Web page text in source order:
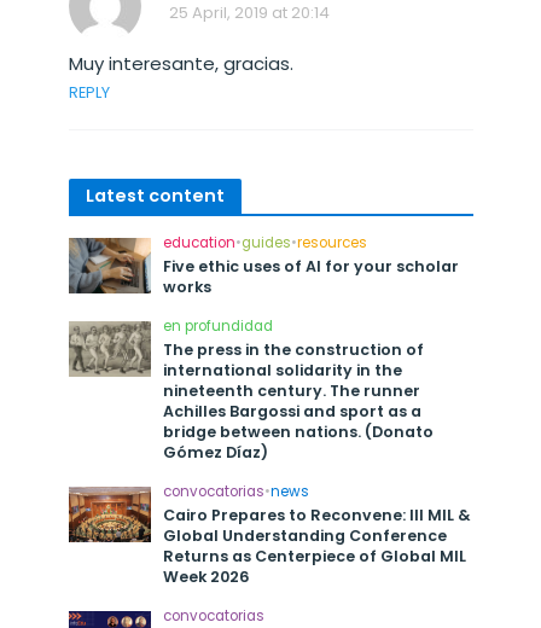
25 April, 2019 at 20:14
Muy interesante, gracias.
REPLY
Latest content
education•guides•resources
Five ethic uses of AI for your scholar
works
en profundidad
The press in the construction of
international solidarity in the
nineteenth century. The runner
Achilles Bargossi and sport as a
bridge between nations. (Donato
Gómez Díaz)
convocatorias•news
Cairo Prepares to Reconvene: III MIL &
Global Understanding Conference
Returns as Centerpiece of Global MIL
Week 2026
convocatorias